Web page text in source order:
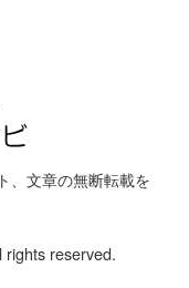
、文章の無断転載を
rights reserved.